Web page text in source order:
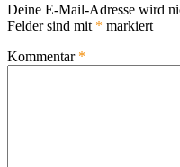
Deine E-Mail-Adresse wird
Felder sind mit * markiert
Kommentar *